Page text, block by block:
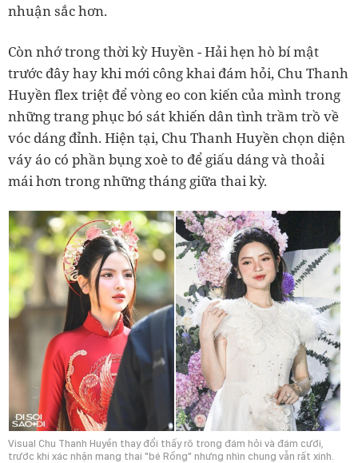
nhuận sắc hơn.
Còn nhớ trong thời kỳ Huyền - Hải hẹn hò bí mật
trước đây hay khi mới công khai đám hỏi, Chu Thanh
Huyền flex triệt để vòng eo con kiến của mình trong
những trang phục bó sát khiến dân tình trầm trồ về
vóc dáng đỉnh. Hiện tại, Chu Thanh Huyền chọn diện
váy áo có phần bụng xoè to để giấu dáng và thoải
mái hơn trong những tháng giữa thai kỳ.
Visual Chu Thanh Huyền thay đổi thấy rõ trong đám hỏi và đám cưới,
trước khi xác nhận mang thai "bé Rồng" nhưng nhìn chung vẫn rất xinh.